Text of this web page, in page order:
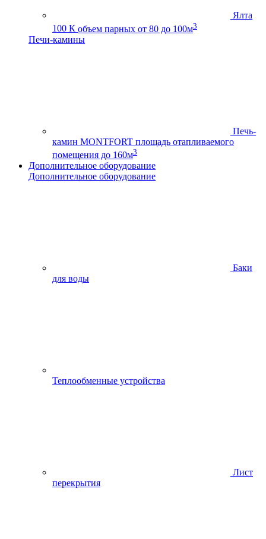
Ялта
100 К объем парных от 80 до 100м3
Печи-камины
Печь-
камин MONTFORT площадь отапливаемого
помещения до 160м3
Дополнительное оборудование
Дополнительное оборудование
Баки
для воды
Теплообменные устройства
Лист
перекрытия